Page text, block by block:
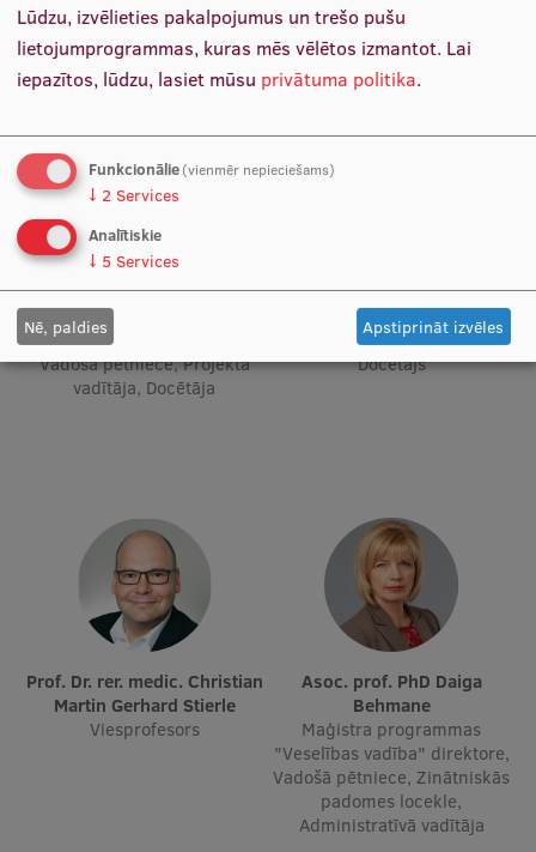
Pētniecības datu pārvaldība
RSU zinātnes portāls
Pētniecības platformas
Doktorantūras skola
Pētniecības pakalpojumi
Pētniecības projekti
Zinātnieku brokastis
Vertikāli integrētie projekti
Starptautiskā sadarbība
Mobilitātes programmas
Starptautiskie projekti
Starptautiskie sadarbības partneri
EURAXESS RSU kontaktpunkts
vecākā trenera kvalifikācijas
vadītāja
Prof. PhD Anita Villeruša
Vadošā pētniece, Projekta
vadītāja, Docētāja
Prof. Aivars Vētra
Docētājs
Prof. Dr. rer. medic. Christian
Martin Gerhard Stierle
Viesprofesors
Asoc. prof. PhD Daiga
Behmane
Maģistra programmas
"Veselības vadība" direktore,
Vadošā pētniece, Zinātniskās
padomes locekle,
Administratīvā vadītāja
Lūdzu, izvēlieties pakalpojumus un trešo pušu
lietojumprogrammas, kuras mēs vēlētos izmantot. Lai
iepazītos, lūdzu, lasiet mūsu privātuma politika.
Funkcionālie(vienmēr nepieciešams)
↓ 2 Services
Analītiskie
↓ 5 Services
Nē, paldies Apstiprināt izvēles